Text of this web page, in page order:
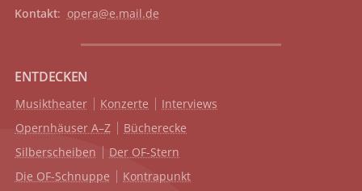
Kontakt: opera@e.mail.de
ENTDECKEN
Musiktheater Konzerte
Interviews
Opernhäuser A–Z
Bücherecke
Silberscheiben
Der OF-Stern
Die OF-Schnuppe
Kontrapunkt